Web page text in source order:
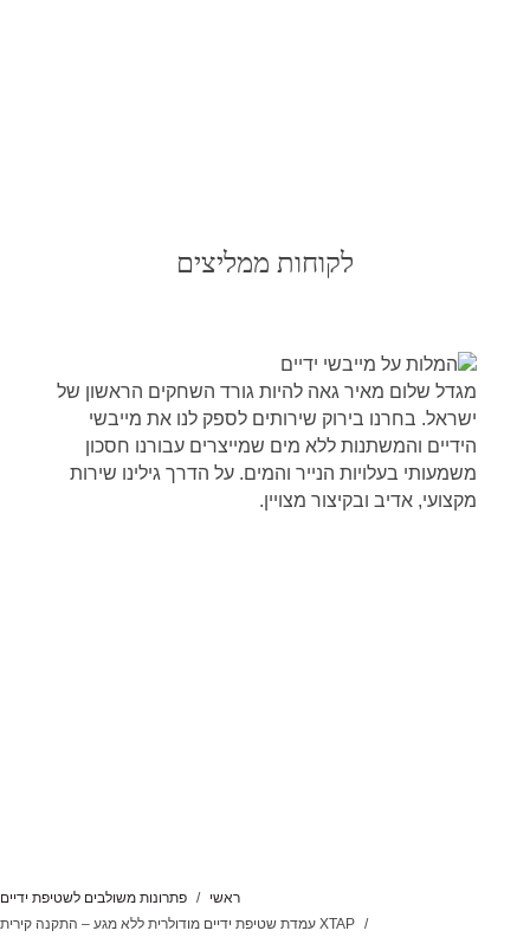
לקוחות ממליצים
מגדל שלום מאיר גאה להיות גורד השחקים הראשון של
ישראל. בחרנו בירוק שירותים לספק לנו את מייבשי
הידיים והמשתנות ללא מים שמייצרים עבורנו חסכון
משמעותי בעלויות הנייר והמים. על הדרך גילינו שירות
מקצועי, אדיב ובקיצור מצויין.
ראשי
פתרונות משולבים לשטיפת ידיים
XTAP עמדת שטיפת ידיים מודולרית ללא מגע – התקנה קירית